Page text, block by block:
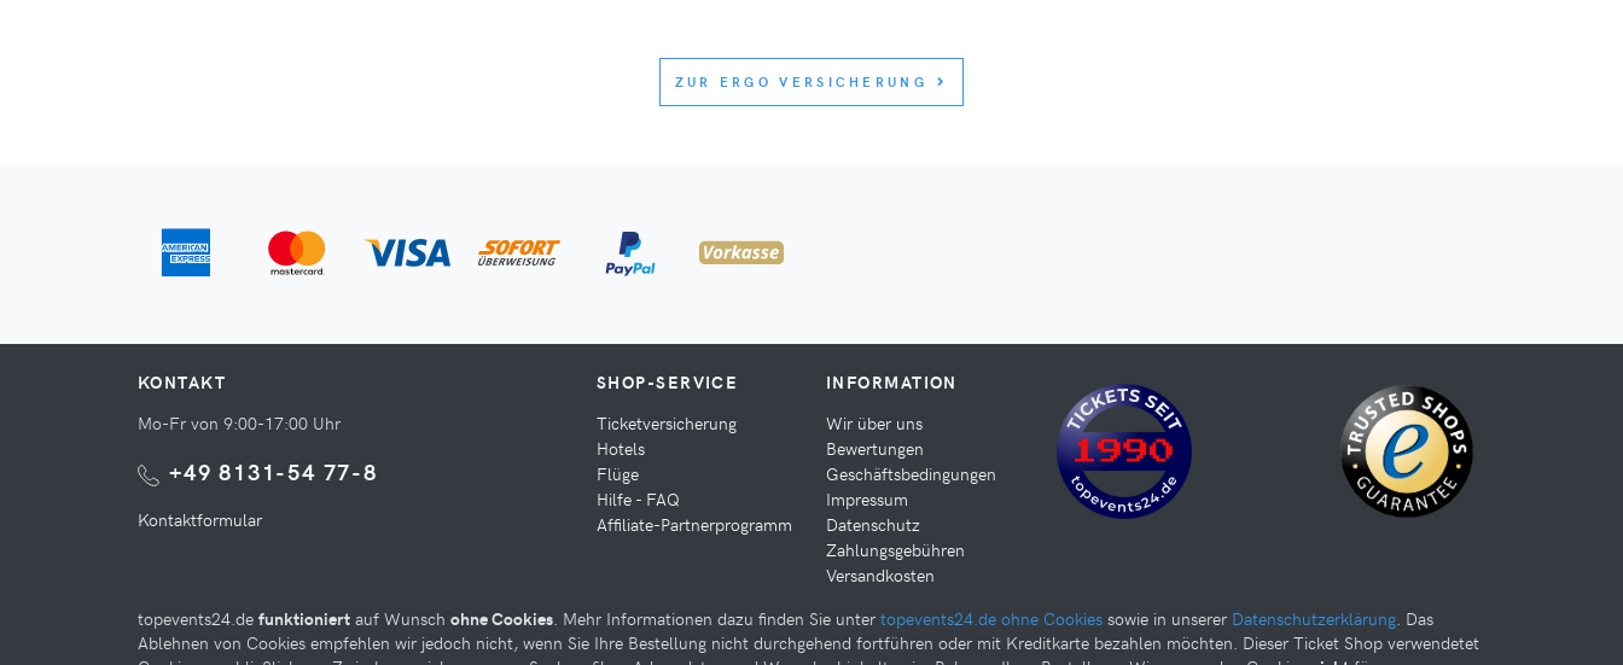
ZUR ERGO VERSICHERUNG
KONTAKT
Mo-Fr von 9:00-17:00 Uhr
+49 8131-54 77-8
Kontaktformular
SHOP-SERVICE
Ticketversicherung
Hotels
Flüge
Hilfe - FAQ
Affiliate-Partnerprogramm
INFORMATION
Wir über uns
Bewertungen
Geschäftsbedingungen
Impressum
Datenschutz
Zahlungsgebühren
Versandkosten
topevents24.de funktioniert auf Wunsch ohne Cookies . Mehr Informationen dazu finden Sie unter topevents24.de ohne Cookies sowie in unserer Datenschutzerklärung . Das
Ablehnen von Cookies empfehlen wir jedoch nicht, wenn Sie Ihre Bestellung nicht durchgehend fortführen oder mit Kreditkarte bezahlen möchten. Dieser Ticket Shop verwendetet